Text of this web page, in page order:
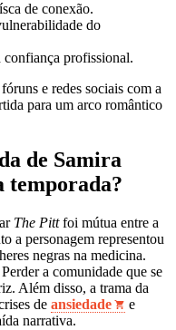
de conexão.
do
confiança profissional.
e redes sociais com a
para um arco romântico
de Samira
temporada?
The Pittfoi mútua entre a
a personagem representou
negras na medicina.
a comunidade que se
Além disso, a trama da
de ansiedade
e
narrativa.